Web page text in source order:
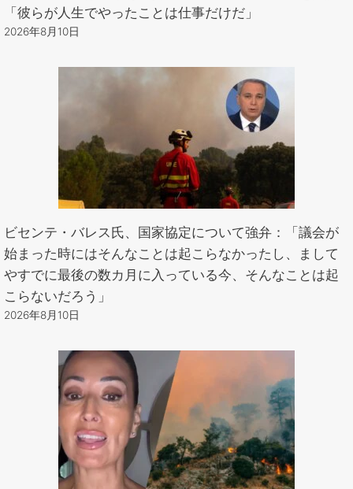
「彼らが人生でやったことは仕事だけだ」
2026年8月10日
ビセンテ・バレス氏、国家協定について強弁：「議会が
始まった時にはそんなことは起こらなかったし、まして
やすでに最後の数カ月に入っている今、そんなことは起
こらないだろう」
2026年8月10日